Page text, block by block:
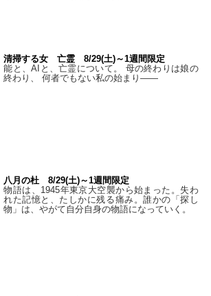
清掃する女 亡霊 8/29(土)～1週間限定
能と、AIと、亡霊について。 母の終わりは娘の
終わり、 何者でもない私の始まり――
八月の杜 8/29(土)～1週間限定
物語は、1945年東京大空襲から始まった。失わ
れた記憶と、たしかに残る痛み。誰かの「探し
物」は、やがて自分自身の物語になっていく。